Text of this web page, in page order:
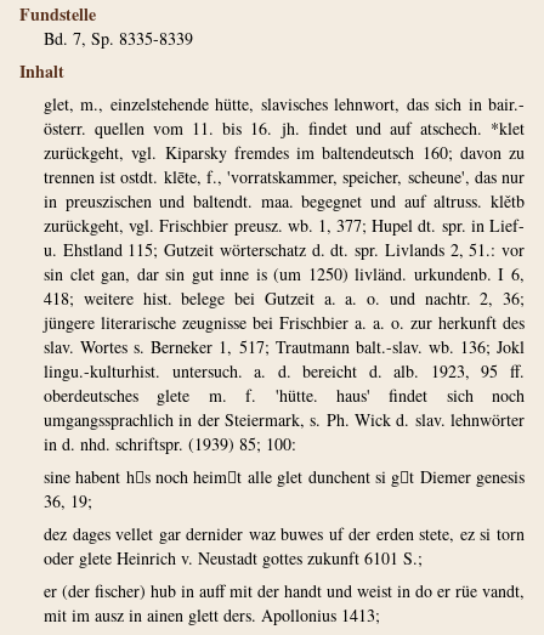
Fundstelle
Bd. 7, Sp. 8335-8339
Inhalt
glet, m., einzelstehende hütte, slavisches lehnwort, das sich in bair.-
österr. quellen vom 11. bis 16. jh. findet und auf atschech. *klet
zurückgeht, vgl. Kiparsky fremdes im baltendeutsch 160; davon zu
trennen ist ostdt. klēte, f., 'vorratskammer, speicher, scheune', das nur
in preuszischen und baltendt. maa. begegnet und auf altruss. klětb
zurückgeht, vgl. Frischbier preusz. wb. 1, 377; Hupel dt. spr. in Lief-
u. Ehstland 115; Gutzeit wörterschatz d. dt. spr. Livlands 2, 51.: vor
sin clet gan, dar sin gut inne is (um 1250) livländ. urkundenb. I 6,
418; weitere hist. belege bei Gutzeit a. a. o. und nachtr. 2, 36;
jüngere literarische zeugnisse bei Frischbier a. a. o. zur herkunft des
slav. Wortes s. Berneker 1, 517; Trautmann balt.-slav. wb. 136; Jokl
lingu.-kulturhist. untersuch. a. d. bereicht d. alb. 1923, 95 ff.
oberdeutsches glete m. f. 'hütte. haus' findet sich noch
umgangssprachlich in der Steiermark, s. Ph. Wick d. slav. lehnwörter
in d. nhd. schriftspr. (1939) 85; 100:
sine habent hs noch heimt alle glet dunchent si gt Diemer genesis
36, 19;
dez dages vellet gar dernider waz buwes uf der erden stete, ez si torn
oder glete Heinrich v. Neustadt gottes zukunft 6101 S.;
er (der fischer) hub in auff mit der handt und weist in do er rüe vandt,
mit im ausz in ainen glett ders. Apollonius 1413;